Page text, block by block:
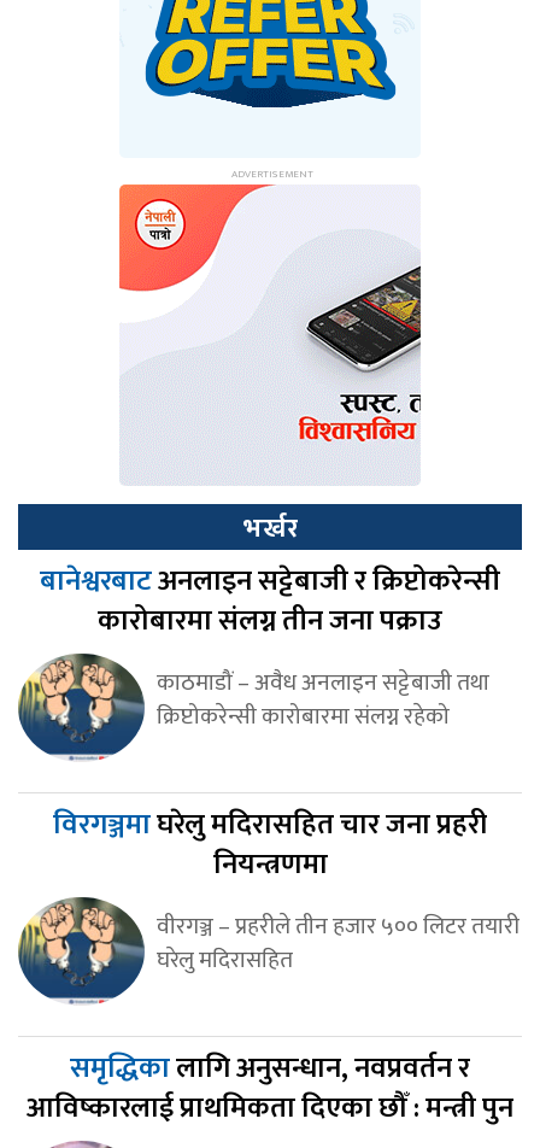
भर्खर
बानेश्वरबाटअनलाइन सट्टेबाजी र क्रिप्टोकरेन्सी
कारोबारमा संलग्न तीन जना पक्राउ
काठमाडौं – अवैध अनलाइन सट्टेबाजी तथा
क्रिप्टोकरेन्सी कारोबारमा संलग्न रहेको
विरगञ्जमाघरेलु मदिरासहित चार जना प्रहरी
नियन्त्रणमा
वीरगञ्ज – प्रहरीले तीन हजार ५०० लिटर तयारी
घरेलु मदिरासहित
समृद्धिकालागि अनुसन्धान, नवप्रवर्तन र
आविष्कारलाई प्राथमिकता दिएका छौँ : मन्त्री पुन